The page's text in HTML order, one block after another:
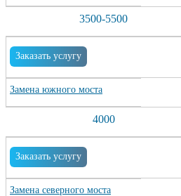
3500-5500
Заказать услугу
Замена южного моста
4000
Заказать услугу
Замена северного моста